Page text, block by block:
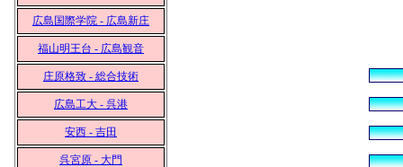
広島国際学院 - 広島新庄
福山明王台 - 広島観音
庄原格致 - 総合技術
広島工大 - 呉港
安西 - 吉田
呉宮原 - 大門